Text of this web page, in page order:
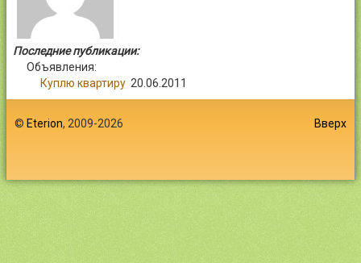
Последние публикации:
Объявления:
Куплю квартиру 20.06.2011
© Eterion, 2009-2026 Вверх